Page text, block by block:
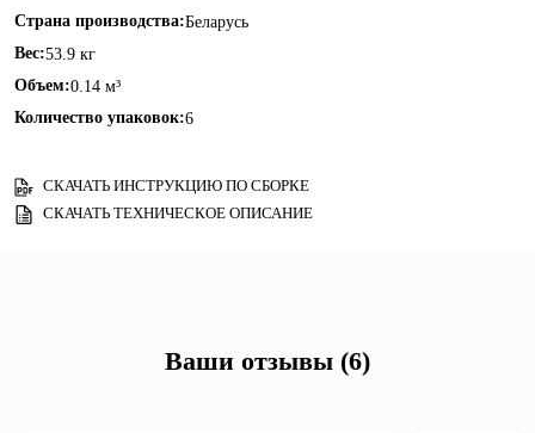
Страна производства:Беларусь
Вес:53.9 кг
Объем:0.14 м³
Количество упаковок:6
СКАЧАТЬ ИНСТРУКЦИЮ ПО СБОРКЕ
СКАЧАТЬ ТЕХНИЧЕСКОЕ ОПИСАНИЕ
Ваши отзывы (6)